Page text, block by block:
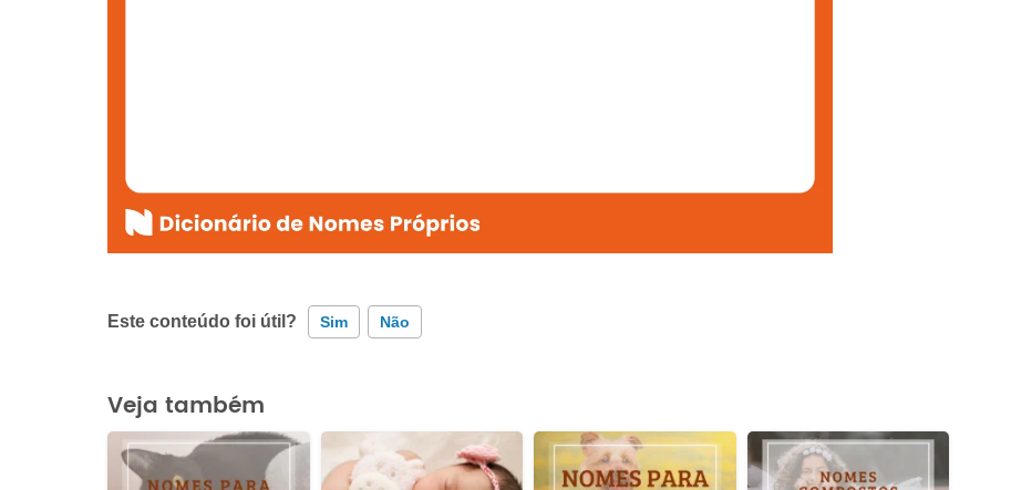
Este conteúdo foi útil? Sim Não
Este conteúdo contém informação incorreta
Este conteúdo não tem a informação que procuro
Outro
Veja também